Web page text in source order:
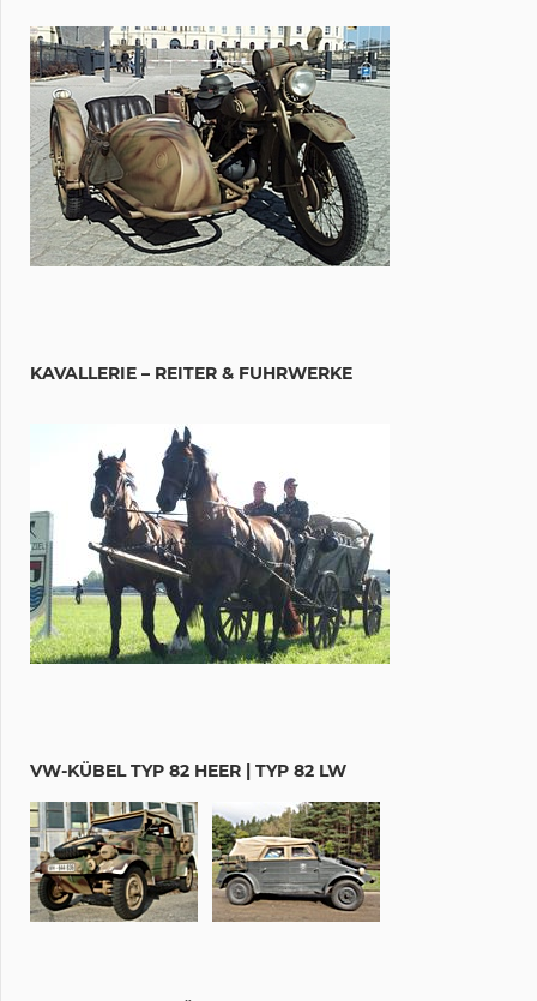
KAVALLERIE – REITER & FUHRWERKE
VW-KÜBEL TYP 82 HEER | TYP 82 LW